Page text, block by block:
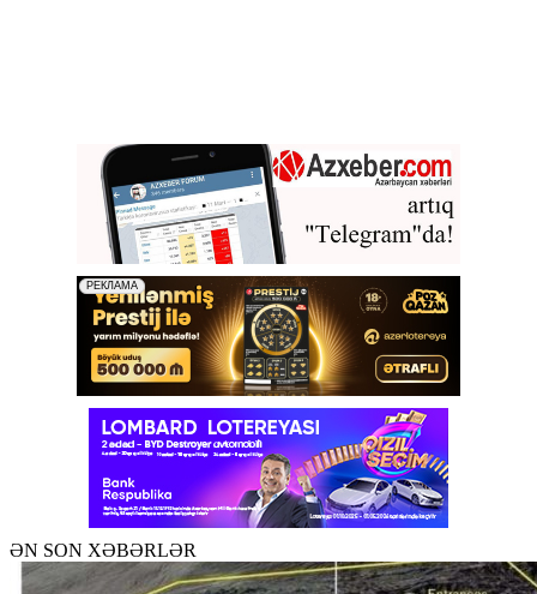
ƏN SON XƏBƏRLƏR